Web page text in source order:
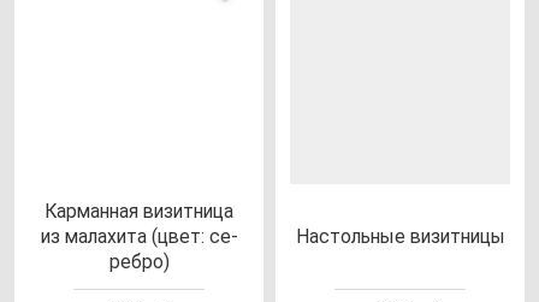
Кар­ман­ная ви­зит­ни­ца
из ма­ла­хи­та (цвет: се­
реб­ро)
Нас­толь­ные ви­зит­ни­цы